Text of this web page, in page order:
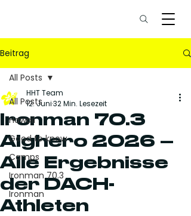
Beitrag
All Posts
Hawaii
Good to know
Camps
Ironman 70.3
Ironman
All Posts
Ironman 70.3
Alghero 2026 –
Alle Ergebnisse
der DACH-
Athleten
HHT Team
12. Juni32 Min. Lesezeit